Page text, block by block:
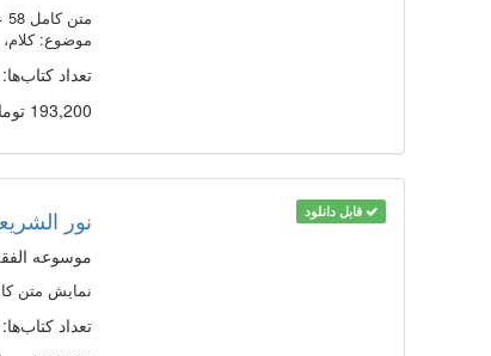
موضوع:
تعداد کتاب‌ها: 58
193,200 تومان
قابل دانلود نور
موسوعه
نمایش متن کامل ۴ جلدی شرائع الاسلام به همراه ۲۳ عنوان شرح و حاشیه در ۱۲۱ جلد، ارائه بیش از: ۸۸۰۰
تعداد کتاب‌ها: 23